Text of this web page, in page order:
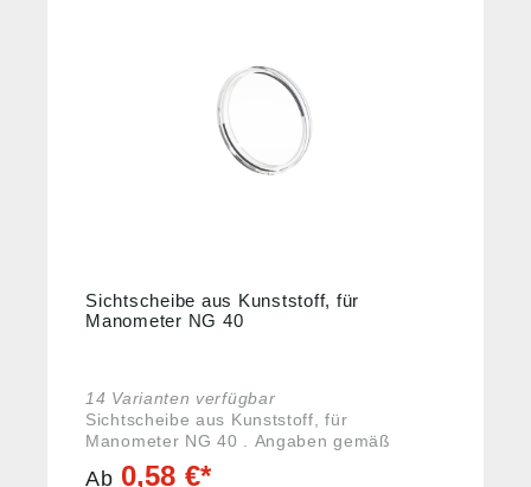
Sichtscheibe aus Kunststoff, für
Manometer NG 40
14 Varianten verfügbar
Sichtscheibe aus Kunststoff, für
Manometer NG 40 . Angaben gemäß
Produktsicherheitsverordnung ((EU)
2023/988): Riegler & Co. KG, Schützenstr.
Ab 0,58 €*